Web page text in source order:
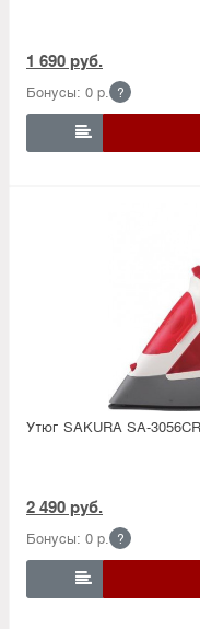
1 690 руб.
Бонусы: 0 р. ?

Утюг SAKURA SA-3056CR
2 490 руб.
Бонусы: 0 р. ?
